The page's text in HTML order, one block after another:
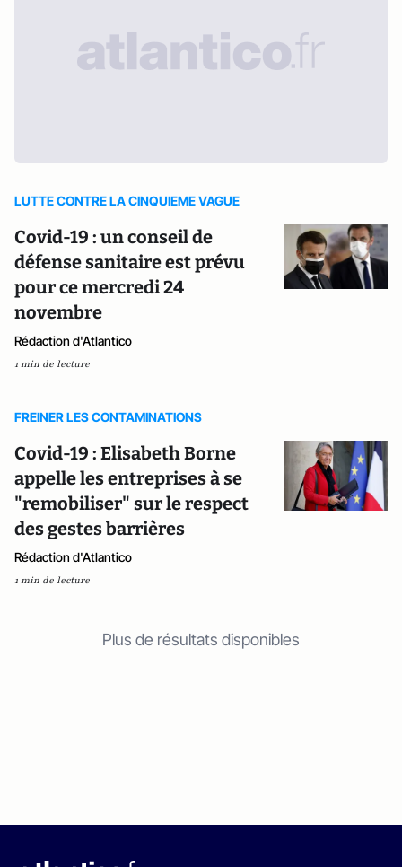
LUTTE CONTRE LA CINQUIEME VAGUE
Covid-19 : un conseil de
défense sanitaire est prévu
pour ce mercredi 24
novembre
Rédaction d'Atlantico
1 min de lecture
FREINER LES CONTAMINATIONS
Covid-19 : Elisabeth Borne
appelle les entreprises à se
"remobiliser" sur le respect
des gestes barrières
Rédaction d'Atlantico
1 min de lecture
Plus de résultats disponibles